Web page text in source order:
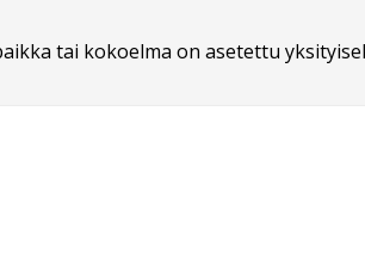
tai kokoelma on asetettu